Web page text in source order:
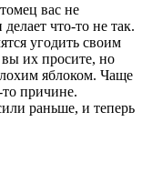
вас не
что-то не так.
угодить своим
их просите, но
яблоком. Чаще
то причине.
раньше, и теперь